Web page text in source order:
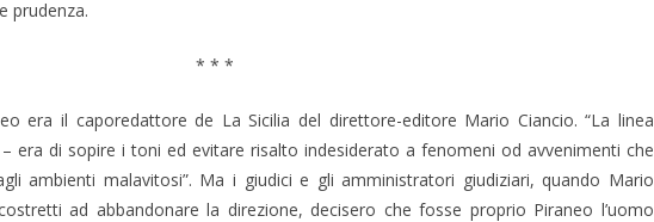
prudenza.
* * *
era il caporedattore de La Sicilia del direttore-editore Mario Ciancio. “La linea
era di sopire i toni ed evitare risalto indesiderato a fenomeni od avvenimenti che
ambienti malavito­si”. Ma i giudici e gli amministratori giudiziari, quando Mario
ad abbandonare la direzione, decisero che fosse proprio Piraneo l’uomo